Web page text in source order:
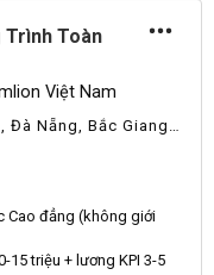
Trình Toàn
Việt Nam
Đà Nẵng, Bắc Giang,
Lạng Sơn, Phú Thọ,
Cao đẳng (không giới
15 triệu + lương KPI 3-5